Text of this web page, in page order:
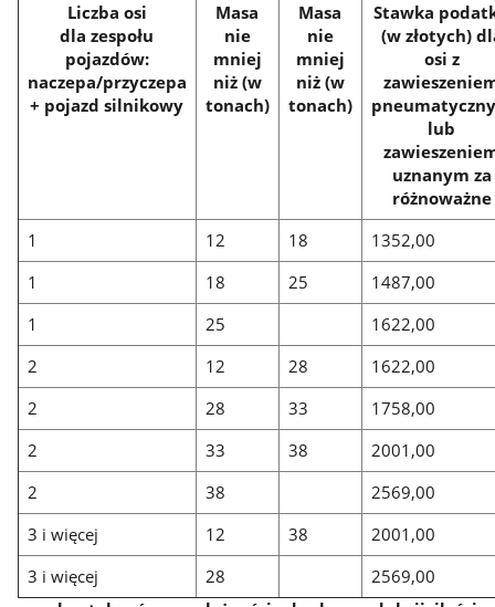
Liczba osi
dla zespołu
pojazdów:
naczepa/przyczepa
+ pojazd silnikowy
Masa
nie
mniej
niż (w
tonach)
Masa
nie
mniej
niż (w
tonach)
Stawka
(w złotych)
osi z
lub
uznanym za
różnoważne
1
12 18
1352,00
1
18 25
1487,00
1
25
1622,00
2
12 28
1622,00
2
28 33
1758,00
2
33 38
2001,00
2
38
2569,00
3 i więcej
12 38
2001,00
3 i więcej
28
2569,00